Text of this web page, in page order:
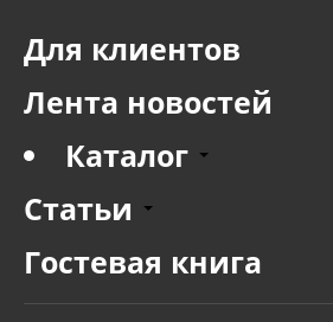
Для клиентов
Лента новостей
Каталог
Статьи
Гостевая книга